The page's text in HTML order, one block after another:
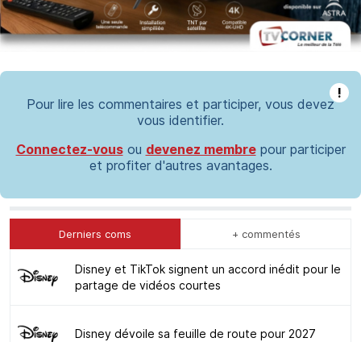
!
Pour lire les commentaires et participer, vous devez
vous identifier.
Connectez-vousou devenez membrepour participer
et profiter d'autres avantages.
Derniers coms + commentés
Disney et TikTok signent un accord inédit pour le
partage de vidéos courtes
Disney dévoile sa feuille de route pour 2027